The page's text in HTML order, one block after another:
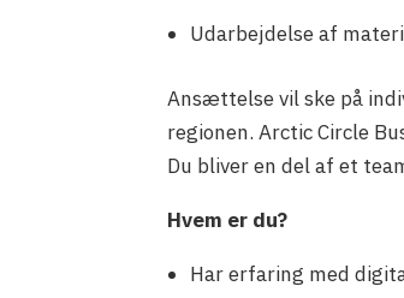
Udarbejdelse af
Ansættelse vil ske på
regionen. Arctic Circle
Du bliver en del af et
Hvem er du?
Har erfaring med